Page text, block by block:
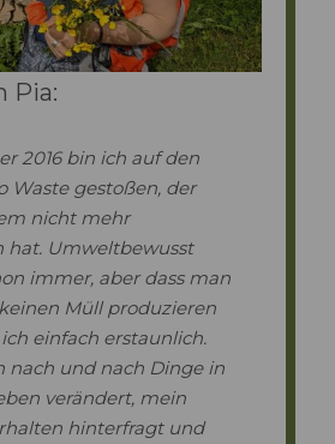
Pia:
2016 bin ich auf den
Waste gestoßen, der
nicht mehr
hat. Umweltbewusst
immer, aber dass man
Müll produzieren
einfach erstaunlich.
nach und nach Dinge in
verändert, mein
hinterfragt und